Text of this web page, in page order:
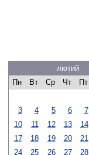
лютий
Пн
Вт Ср Чт Пт
3
4 5 6 7
10
11 12 13 14
17
18 19 20 21
24
25 26 27 28